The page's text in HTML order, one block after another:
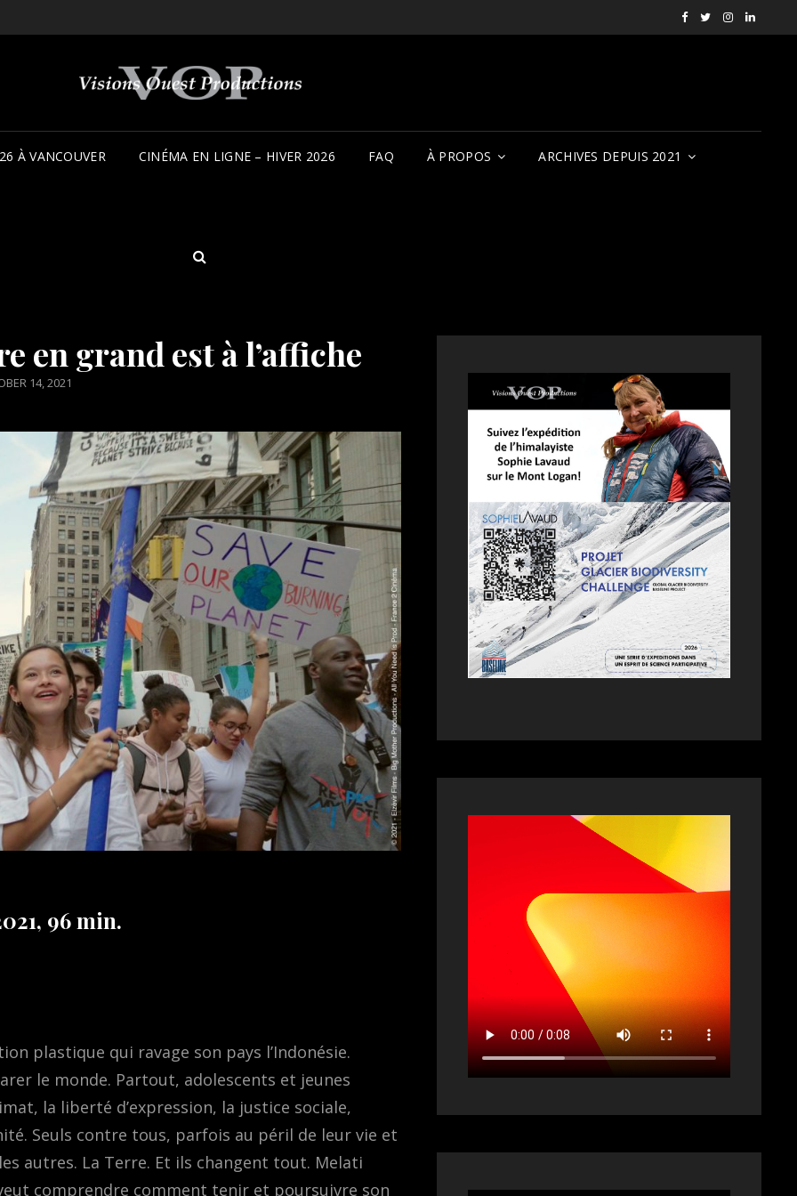
Facebook
X Instagram
VOP
À VANCOUVER CINÉMA EN LIGNE – HIVER 2026 FAQ À PROPOS ARCHIVES DEPUIS 2021
SEARCH
en grand est à l’affiche
14, 2021
96 min.
plastique qui ravage son pays l’Indonésie.
le monde. Partout, adolescents et jeunes
la liberté d’expression, la justice sociale,
Seuls contre tous, parfois au péril de leur vie et
autres. La Terre. Et ils changent tout. Melati
comprendre comment tenir et poursuivre son